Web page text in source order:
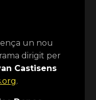
un nou
dirigit per
Castisens
.